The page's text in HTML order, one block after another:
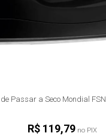
de Passar a Seco Mondial
R$ 119,79 no PIX